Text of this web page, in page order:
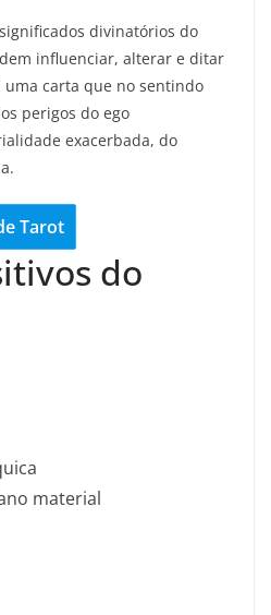
divinatórios do
influenciar, alterar e ditar
uma carta que no sentindo
perigos do ego
exacerbada, do
Tarot
do
material